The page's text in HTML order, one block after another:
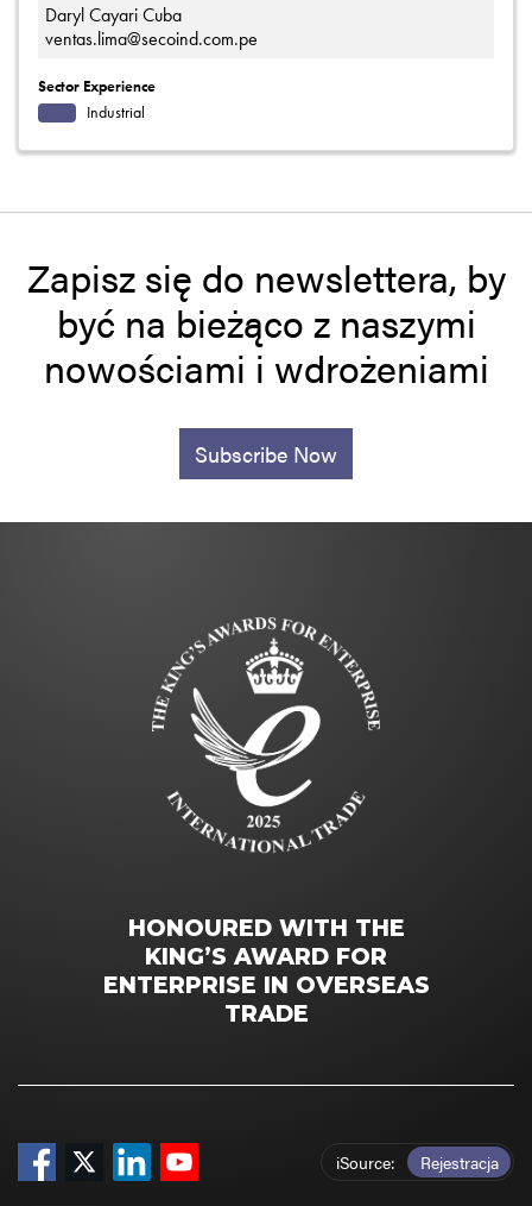
Daryl Cayari Cuba
ventas.lima@secoind.com.pe
Sector Experience
Industrial
Zapisz się do newslettera, by
być na bieżąco z naszymi
nowościami i wdrożeniami
Subscribe Now
HONOURED WITH THE
KING’S AWARD FOR
ENTERPRISE IN OVERSEAS
TRADE
iSource Rejestracja